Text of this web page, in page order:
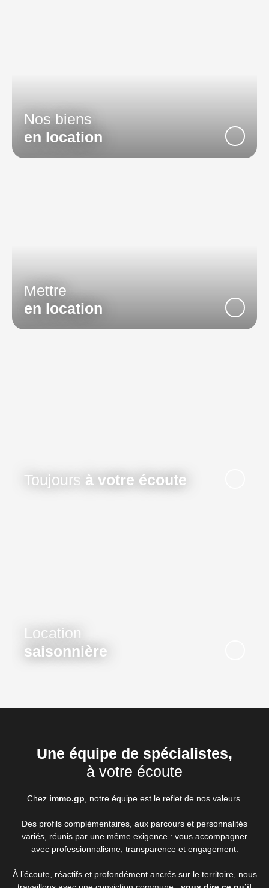
Nos biens
en location
Mettre
en location
Toujours à votre écoute
Location
saisonnière
Une équipe de spécialistes,
à votre écoute
Chez immo.gp , notre équipe est le reflet de nos valeurs.
Des profils complémentaires, aux parcours et personnalités
variés, réunis par une même exigence : vous accompagner
avec professionnalisme, transparence et engagement.
À l’écoute, réactifs et profondément ancrés sur le territoire, nous